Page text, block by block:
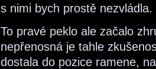
s nimi bych prostě nezvládla.
To pravé peklo ale začalo
nepřenosná je tahle
dostala do pozice ramene,